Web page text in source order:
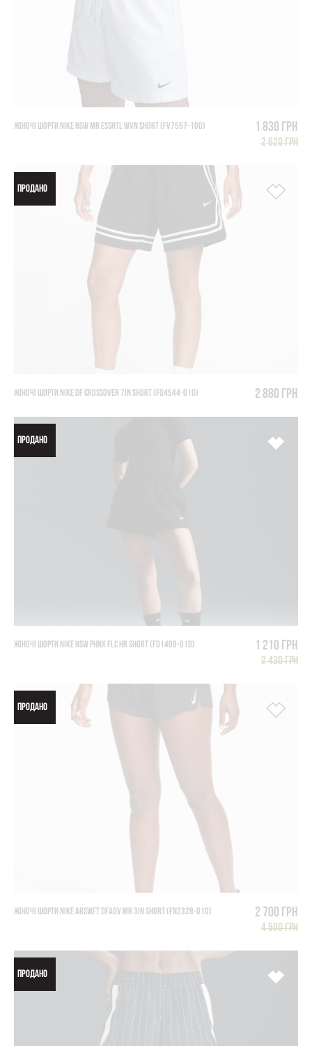
ЖІНОЧІ ШОРТИ NIKE NSW MR ESSNTL WVN SHORT (FV7557-100) 1 830 грн
2 620 грн
ПРОДАНО
ЖІНОЧІ ШОРТИ NIKE DF CROSSOVER 7IN SHORT (FQ4544-010) 2 880 грн
ПРОДАНО
ЖІНОЧІ ШОРТИ NIKE NSW PHNX FLC HR SHORT (FD1409-010) 1 210 грн
2 430 грн
ПРОДАНО
ЖІНОЧІ ШОРТИ NIKE ARSWFT DFADV MR 3IN SHORT (FN2328-010) 2 700 грн
4 500 грн
ПРОДАНО